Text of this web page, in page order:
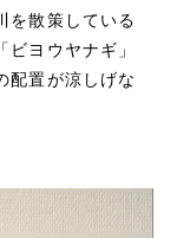
を散策している
ヨウヤナギ」
配置が涼しげな